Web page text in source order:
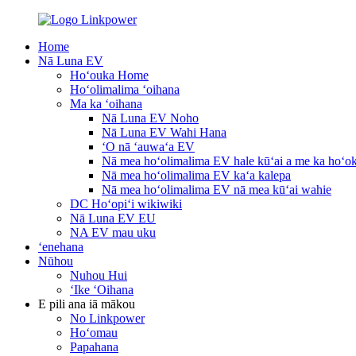
Home
Nā Luna EV
Hoʻouka Home
Hoʻolimalima ʻoihana
Ma ka ʻoihana
Nā Luna EV Noho
Nā Luna EV Wahi Hana
ʻO nā ʻauwaʻa EV
Nā mea hoʻolimalima EV hale kūʻai a me ka
Nā mea hoʻolimalima EV kaʻa kalepa
Nā mea hoʻolimalima EV nā mea kūʻai wahie
DC Hoʻopiʻi wikiwiki
Nā Luna EV EU
NA EV mau uku
ʻenehana
Nūhou
Nuhou Hui
ʻIke ʻOihana
E pili ana iā mākou
No Linkpower
Hoʻomau
Papahana